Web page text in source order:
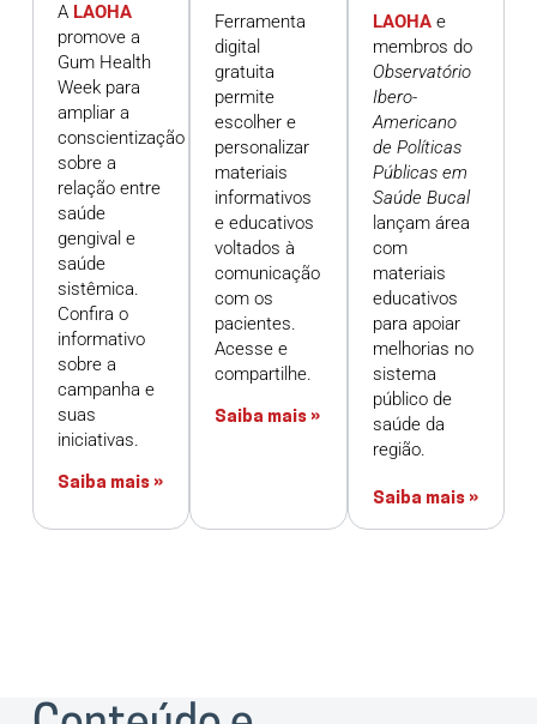
A LAOHA
promove a
Gum Health
Week para
ampliar a
conscientização
sobre a
relação entre
saúde
gengival e
saúde
sistêmica.
Confira o
informativo
sobre a
campanha e
suas
iniciativas.
Saiba mais »
Ferramenta
digital
gratuita
permite
escolher e
personalizar
materiais
informativos
e educativos
voltados à
comunicação
com os
pacientes.
Acesse e
compartilhe.
Saiba mais »
LAOHAe
membros do
Observatório
Ibero-
Americano
de Políticas
Públicas em
Saúde Bucal
lançam área
com
materiais
educativos
para apoiar
melhorias no
sistema
público de
saúde da
região.
Saiba mais »